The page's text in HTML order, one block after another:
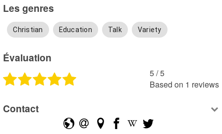
Les genres
Christian Education Talk Variety
Évaluation
5 /5
Based on 1 reviews
Contact